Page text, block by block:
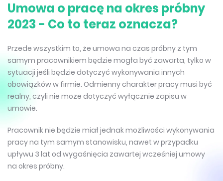
Umowa o pracę na okres próbny
2023 - Co to teraz oznacza?
Przede wszystkim to, że umowa na czas próbny z tym
samym pracownikiem będzie mogła być zawarta, tylko w
sytuacji jeśli będzie dotyczyć wykonywania innych
obowiązków w firmie. Odmienny charakter pracy musi być
realny, czyli nie może dotyczyć wyłącznie zapisu w
umowie.
Pracownik nie będzie miał jednak możliwości wykonywania
pracy na tym samym stanowisku, nawet w przypadku
upływu 3 lat od wygaśnięcia zawartej wcześniej umowy
na okres próbny.